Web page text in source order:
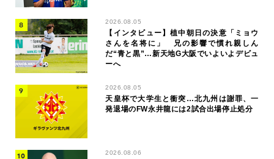
2026.08.05
【インタビュー】植中朝日の決意「ミョウ
さんを名将に」 兄の影響で慣れ親しん
だ“青と黒”…新天地G大阪でいよいよデビュ
ーへ
2026.08.05
天皇杯で大学生と衝突…北九州は謝罪、一
発退場のFW永井龍には2試合出場停止処分
2026.08.06